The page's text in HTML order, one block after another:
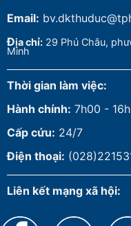
Email:
Địa chỉ: 29 Phú Châu,
Minh
Thời gian làm việc:
Hành chính: 7h00 -
Cấp cứu: 24/7
Điện thoại:
Liên kết mạng xã hội: